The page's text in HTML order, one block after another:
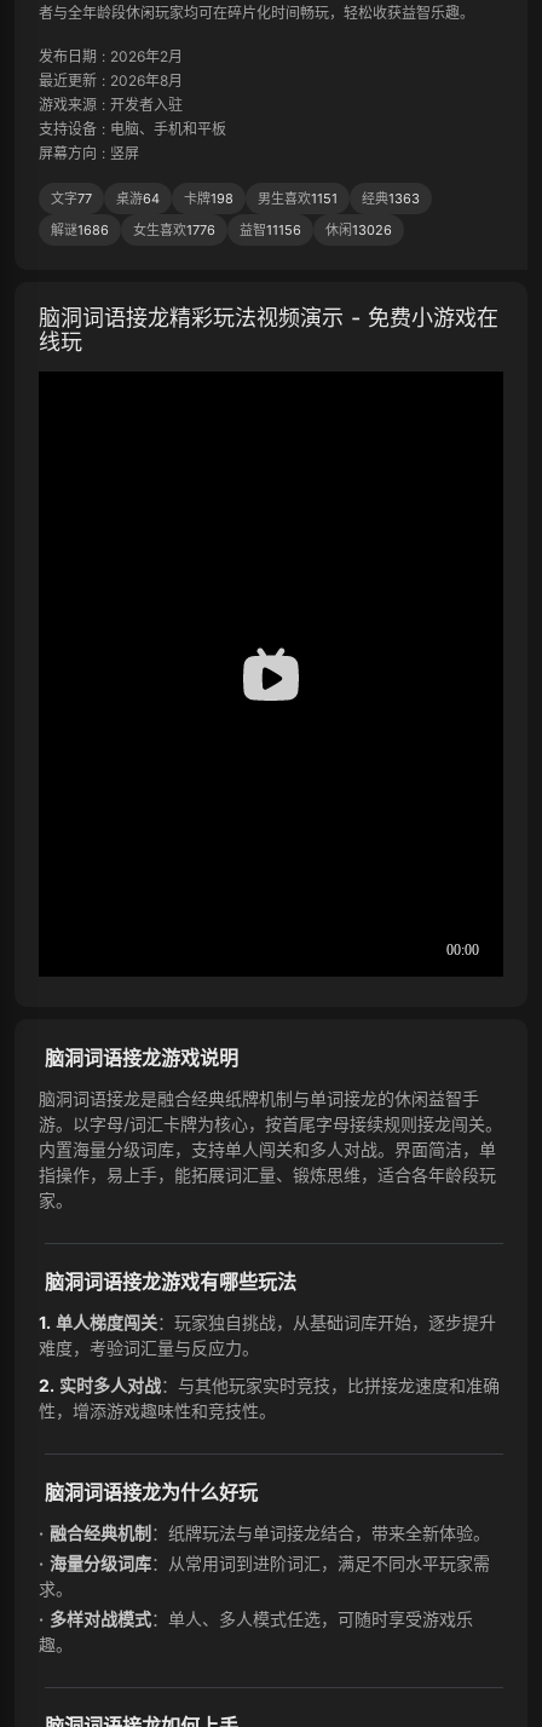
者与全年龄段休闲玩家均可在碎片化时间畅玩，轻松收获益智乐趣。
发布日期 : 2026年2月
最近更新 : 2026年8月
游戏来源 : 开发者入驻
支持设备 : 电脑、手机和平板
屏幕方向 : 竖屏
文字77 桌游64 卡牌198 男生喜欢1151 经典1363
解谜1686 女生喜欢1776 益智11156 休闲13026
脑洞词语接龙精彩玩法视频演示 - 免费小游戏在
线玩
脑洞词语接龙游戏说明
脑洞词语接龙是融合经典纸牌机制与单词接龙的休闲益智手
游。以字母/词汇卡牌为核心，按首尾字母接续规则接龙闯关。
内置海量分级词库，支持单人闯关和多人对战。界面简洁，单
指操作，易上手，能拓展词汇量、锻炼思维，适合各年龄段玩
家。
脑洞词语接龙游戏有哪些玩法
单人梯度闯关：玩家独自挑战，从基础词库开始，逐步提升
难度，考验词汇量与反应力。
实时多人对战：与其他玩家实时竞技，比拼接龙速度和准确
性，增添游戏趣味性和竞技性。
脑洞词语接龙为什么好玩
融合经典机制 ：纸牌玩法与单词接龙结合，带来全新体验。
海量分级词库：从常用词到进阶词汇，满足不同水平玩家需
求。
多样对战模式：单人、多人模式任选，可随时享受游戏乐
趣。